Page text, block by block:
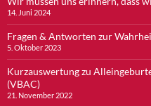
14. Juni 2024
Fragen & Antworten zur
5. Oktober 2023
Kurzauswertung zu
(VBAC)
21. November 2022